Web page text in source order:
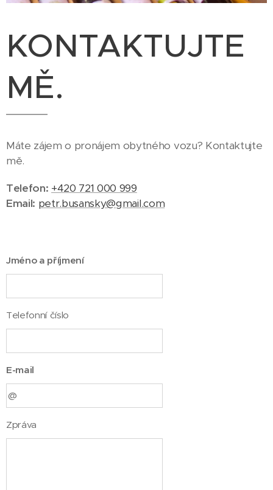
KONTAKTUJTE
MĚ.
Máte zájem o pronájem obytného vozu? Kontaktujte
mě.
Telefon: +420 721 000 999
Email: petr.busansky@gmail.com
Jméno a příjmení
Telefonní číslo
E-mail
Zpráva